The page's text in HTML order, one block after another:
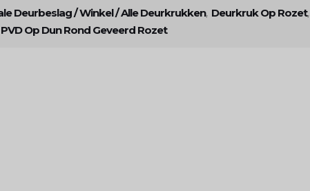
Deurbeslag/Winkel/Alle Deurkrukken, Deurkruk Op Rozet,
Op Dun Rond Geveerd Rozet